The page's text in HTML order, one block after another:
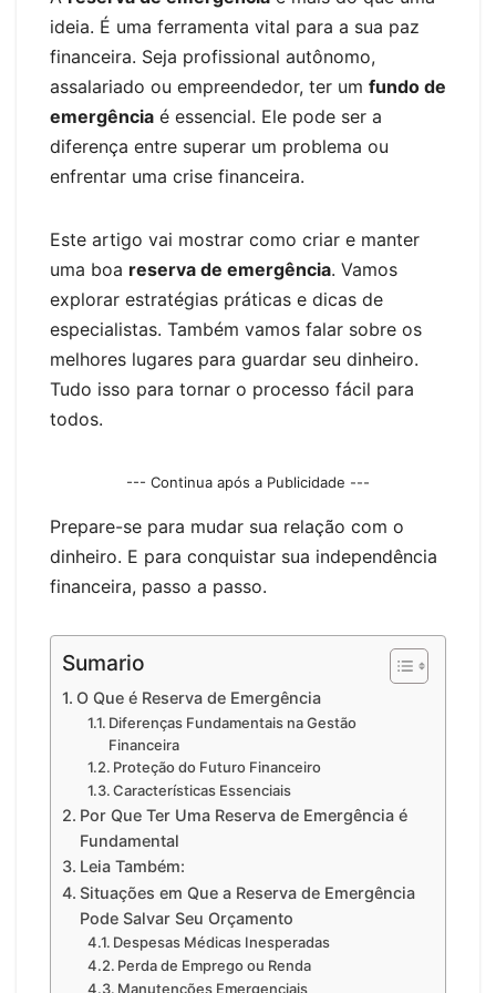
ideia. É uma ferramenta vital para a sua paz
financeira. Seja profissional autônomo,
assalariado ou empreendedor, ter um fundo de
emergência é essencial. Ele pode ser a
diferença entre superar um problema ou
enfrentar uma crise financeira.
Este artigo vai mostrar como criar e manter
uma boa reserva de emergência. Vamos
explorar estratégias práticas e dicas de
especialistas. Também vamos falar sobre os
melhores lugares para guardar seu dinheiro.
Tudo isso para tornar o processo fácil para
todos.
--- Continua após a Publicidade ---
Prepare-se para mudar sua relação com o
dinheiro. E para conquistar sua independência
financeira, passo a passo.
Sumario
O Que é Reserva de Emergência
Diferenças Fundamentais na Gestão
Financeira
Proteção do Futuro Financeiro
Características Essenciais
Por Que Ter Uma Reserva de Emergência é
Fundamental
Leia Também:
Situações em Que a Reserva de Emergência
Pode Salvar Seu Orçamento
Despesas Médicas Inesperadas
Perda de Emprego ou Renda
Manutenções Emergenciais